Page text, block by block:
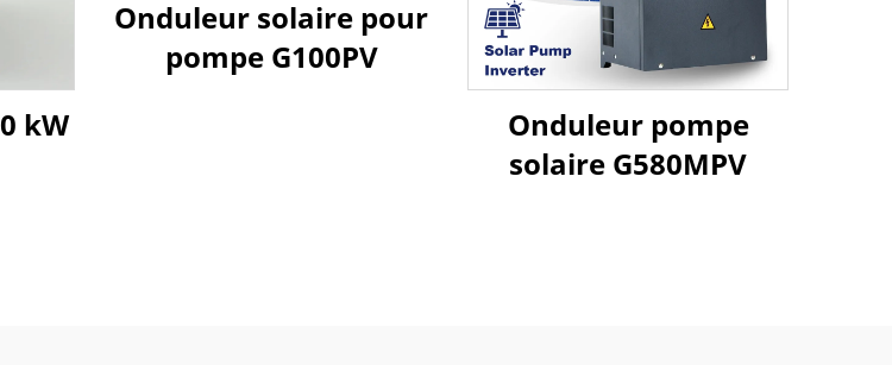
kW
Onduleur solaire pour
pompe G100PV
Onduleur pompe
solaire G580MPV